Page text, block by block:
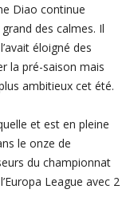
Diao continue
des calmes. Il
éloigné des
la pré-saison mais
ambitieux cet été.
et est en pleine
le onze de
du championnat
League avec 2